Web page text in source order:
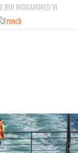
ROI MOHAMMED VI